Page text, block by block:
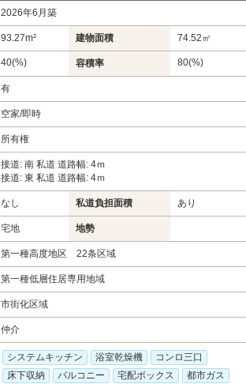
2026年6月築
93.27m² 建物面積 74.52㎡
40(%) 容積率 80(%)
有
空家/即時
所有権
接道: 南 私道 道路幅: 4ｍ
接道: 東 私道 道路幅: 4ｍ
なし 私道負担面積 あり
宅地 地勢
第一種高度地区 22条区域
第一種低層住居専用地域
市街化区域
仲介
システムキッチン 浴室乾燥機
コンロ三口
床下収納
バルコニー 宅配ボックス
都市ガス